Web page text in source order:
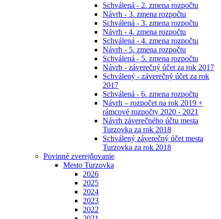
Schválená - 2. zmena rozpočtu
Návrh - 3. zmena rozpočtu
Schválená - 3. zmena rozpočtu
Návrh - 4. zmena rozpočtu
Schválená - 4. zmena rozpočtu
Návrh - 5. zmena rozpočtu
Schválená - 5. zmena rozpočtu
Návrh - záverečný účet za rok 2017
Schválený - záverečný účet za rok
2017
Schválená - 6. zmena rozpočtu
Návrh – rozpočet na rok 2019 +
rámcové rozpočty 2020 - 2021
Návrh záverečného účtu mesta
Turzovka za rok 2018
Schválený záverečný účet mesta
Turzovka za rok 2018
Povinné zverejňovanie
Mesto Turzovka
2026
2025
2024
2023
2022